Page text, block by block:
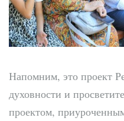
Напомним, это проект
духовности и
проектом,